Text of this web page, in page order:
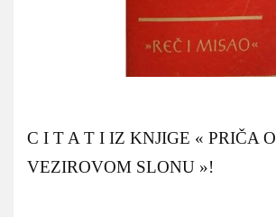
C I T A T I IZ KNJIGE « PRIČA O
VEZIROVOM SLONU »!